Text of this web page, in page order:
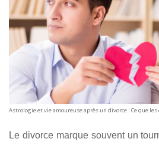
Astrologie et vie amoureuse après un divorce : Ce que
Le divorce marque souvent un